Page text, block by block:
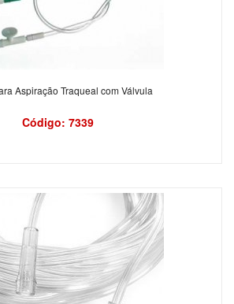
Aspiração Traqueal com Válvula
Código: 7339